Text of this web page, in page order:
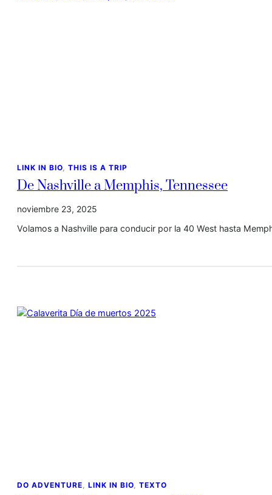
LINK IN BIO, THIS IS A TRIP
De Nashville a Memphis, Tennessee
noviembre 23, 2025
Volamos a Nashville para conducir por la 40 West hasta
DO ADVENTURE, LINK IN BIO, TEXTO